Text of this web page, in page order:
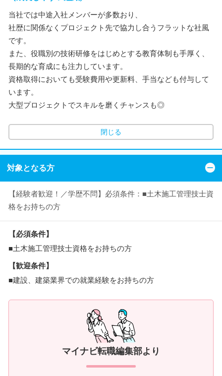
当社では中途入社メンバーが多数おり、
社歴に関係なくプロジェクト先で協力し合うフラットな社風
です。
また、役職別の技術研修をはじめとする教育体制も手厚く、
長期的な育成にも注力しています。
資格取得においても受験費用や更新料、手当なども付与して
います。
大型プロジェクトでスキルを磨くチャンスも◎
閉じる
対象となる方
【経験者歓迎！／学歴不問】必須条件：■土木施工管理技士資
格をお持ちの方
【必須条件】
■土木施工管理技士資格をお持ちの方
【歓迎条件】
■建設、建築業界での就業経験をお持ちの方
マイナビ転職編集部より